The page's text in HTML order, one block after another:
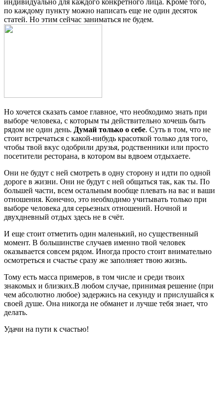
по каждому пункту можно написать еще не один десяток
статей. Но этим сейчас заниматься не будем.
Но хочется сказать самое главное, что необходимо знать при
выборе человека, с которым ты действительно хочешь быть
рядом не один день. Думай только о себе. Суть в том, что не
стоит встречаться с какой-нибудь красоткой только для того,
чтобы твой вкус одобрили друзья, родственники или просто
посетители ресторана, в котором вы вдвоем отдыхаете.
Они не будут с ней смотреть в одну сторону и идти по одной
дороге в жизни. Они не будут с ней общаться так, как ты. По
большей части, всем остальным вообще плевать на вас и ваши
отношения. Конечно, это необходимо учитывать только при
выборе человека для серьезных отношений. Ночной и
двухдневный отдых здесь не в счёт.
И еще стоит отметить один маленький, но существенный
момент. В большинстве случаев именно твой человек
оказывается совсем рядом. Иногда просто стоит внимательно
осмотреться и счастье сразу же заполняет твою жизнь.
Тому есть масса примеров, в том числе и среди твоих
знакомых и близких.В любом случае, принимая решение (при
чем абсолютно любое) задержись на секунду и прислушайся к
своей душе. Она никогда не обманет и лучше тебя знает, что
делать.
Удачи на пути к счастью!